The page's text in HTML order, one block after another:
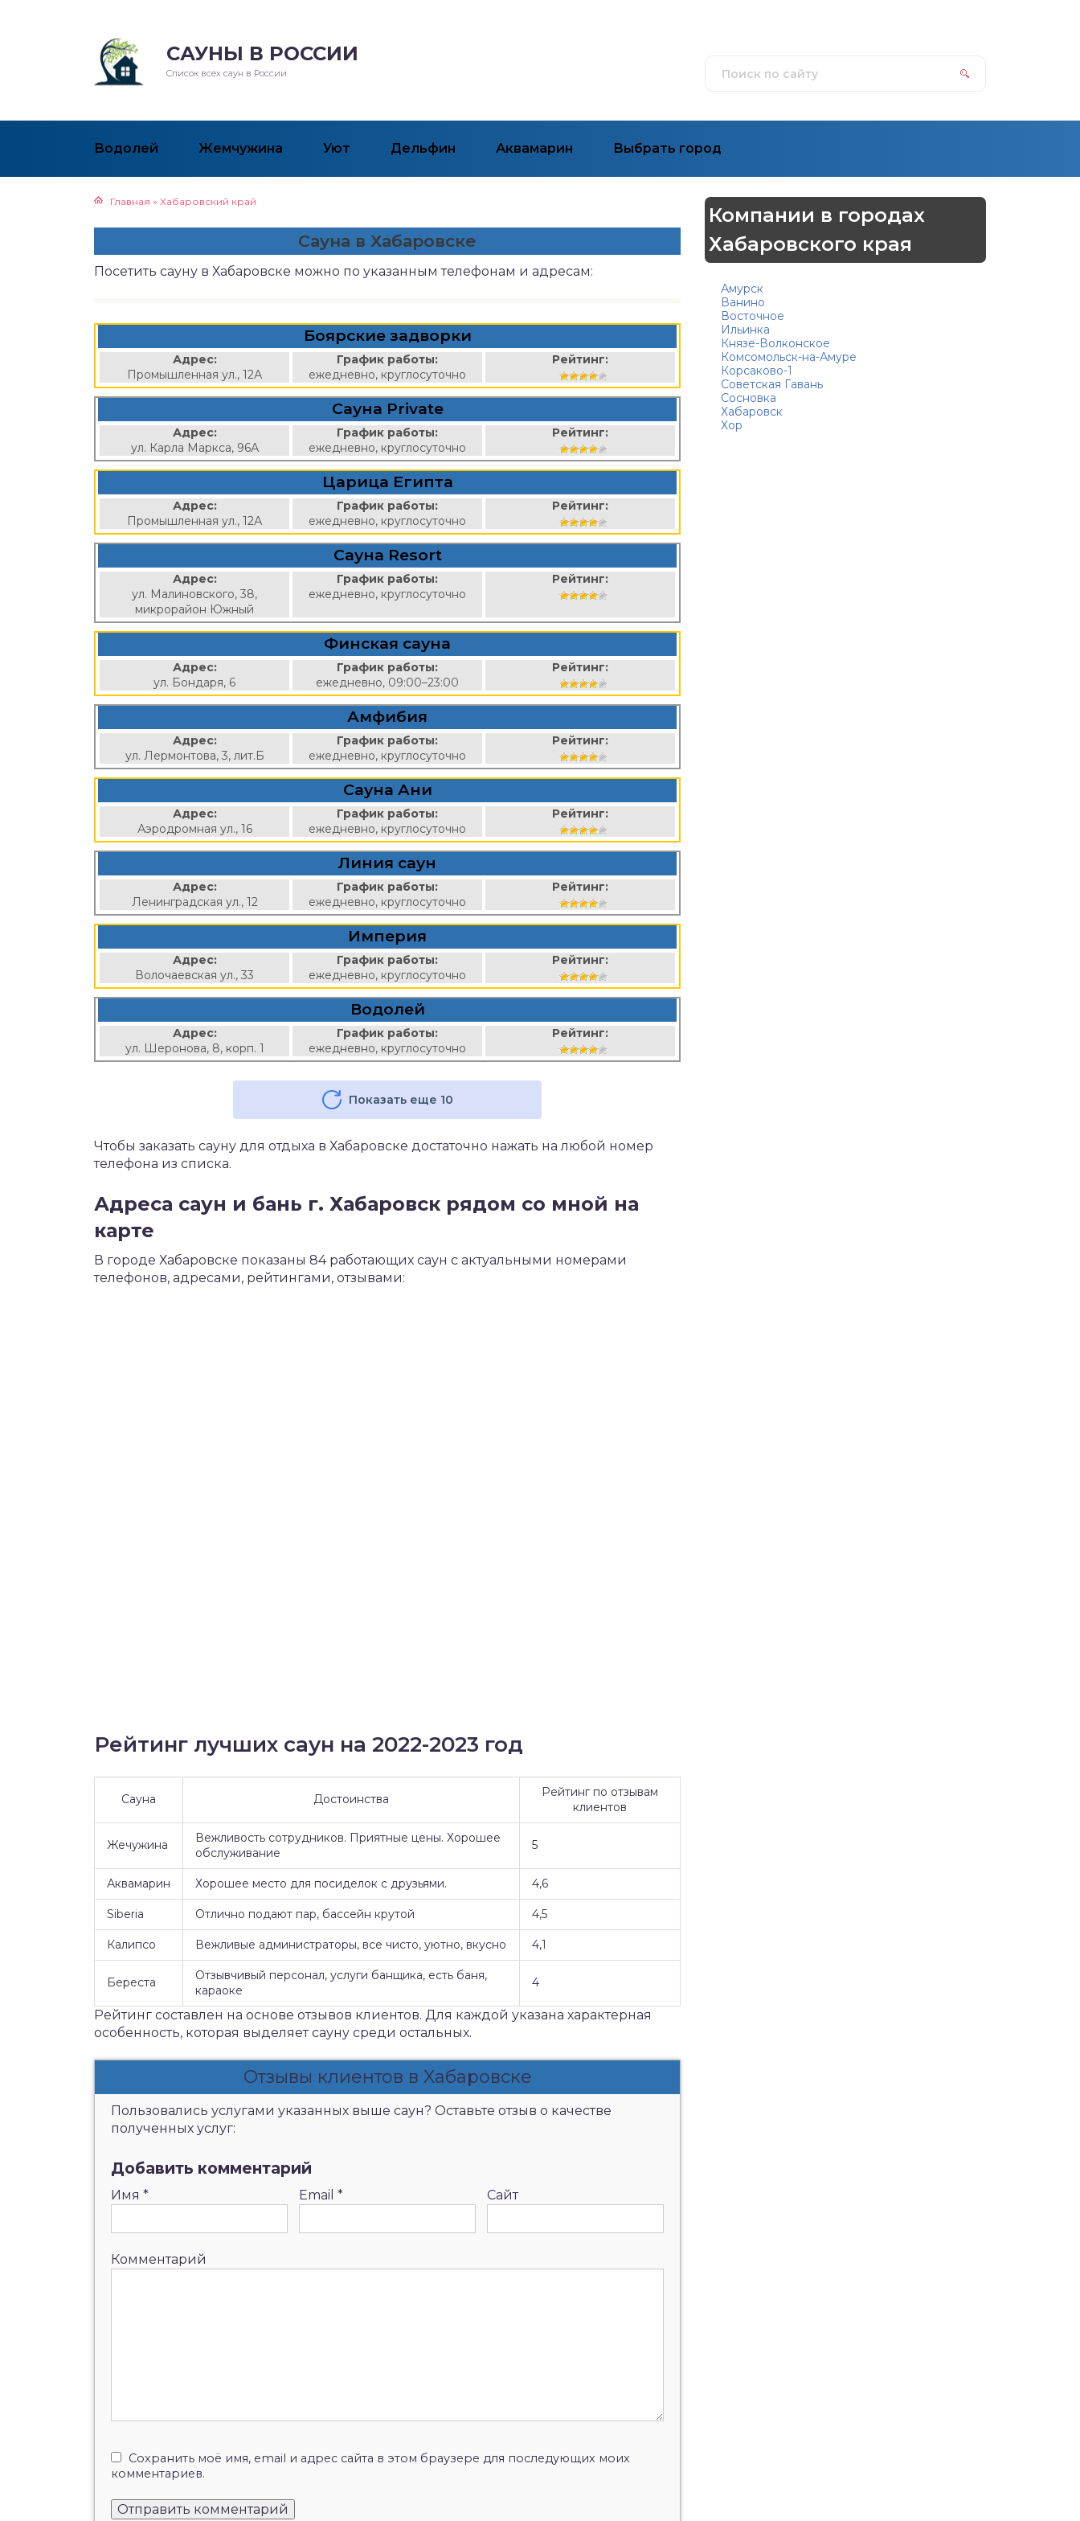
САУНЫ В РОССИИ
Список всех саун в России
Водолей Жемчужина Уют Дельфин Аквамарин Выбрать город
Главная » Хабаровский край
Сауна в Хабаровске
Посетить сауну в Хабаровске можно по указанным телефонам и адресам:
Боярские задворки
Адрес:
Промышленная ул., 12А
График работы:
ежедневно, круглосуточно
Рейтинг:
Сауна Private
Адрес:
ул. Карла Маркса, 96А
График работы:
ежедневно, круглосуточно
Рейтинг:
Царица Египта
Адрес:
Промышленная ул., 12А
График работы:
ежедневно, круглосуточно
Рейтинг:
Сауна Resort
Адрес:
ул. Малиновского, 38,
микрорайон Южный
График работы:
ежедневно, круглосуточно
Рейтинг:
Финская сауна
Адрес:
ул. Бондаря, 6
График работы:
ежедневно, 09:00–23:00
Рейтинг:
Амфибия
Адрес:
ул. Лермонтова, 3, лит.Б
График работы:
ежедневно, круглосуточно
Рейтинг:
Сауна Ани
Адрес:
Аэродромная ул., 16
График работы:
ежедневно, круглосуточно
Рейтинг:
Линия саун
Адрес:
Ленинградская ул., 12
График работы:
ежедневно, круглосуточно
Рейтинг:
Империя
Адрес:
Волочаевская ул., 33
График работы:
ежедневно, круглосуточно
Рейтинг:
Водолей
Адрес:
ул. Шеронова, 8, корп. 1
График работы:
ежедневно, круглосуточно
Рейтинг:
Показать еще 10
Чтобы заказать сауну для отдыха в Хабаровске достаточно нажать на любой номер
телефона из списка.
Адреса саун и бань г. Хабаровск рядом со мной на
карте
В городе Хабаровске показаны 84 работающих саун с актуальными номерами
телефонов, адресами, рейтингами, отзывами:
Рейтинг лучших саун на 2022-2023 год
Сауна Достоинства
Рейтинг по отзывам
клиентов
Жечужина
Вежливость сотрудников. Приятные цены. Хорошее
обслуживание
5
Аквамарин Хорошее место для посиделок с друзьями. 4,6
Siberia Отлично подают пар, бассейн крутой 4,5
Калипсо Вежливые администраторы, все чисто, уютно, вкусно 4,1
Береста
Отзывчивый персонал, услуги банщика, есть баня,
караоке
4
Рейтинг составлен на основе отзывов клиентов. Для каждой указана характерная
особенность, которая выделяет сауну среди остальных.
Отзывы клиентов в Хабаровске
Пользовались услугами указанных выше саун? Оставьте отзыв о качестве
полученных услуг:
Добавить комментарий
Имя * Email * Сайт
Комментарий
Сохранить моё имя, email и адрес сайта в этом браузере для последующих моих
комментариев.
Компании в городах
Хабаровского края
Амурск
Ванино
Восточное
Ильинка
Князе-Волконское
Комсомольск-на-Амуре
Корсаково-1
Советская Гавань
Сосновка
Хабаровск
Хор